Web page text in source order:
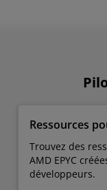
Ressources
Trouvez des
AMD EPYC
développeurs.